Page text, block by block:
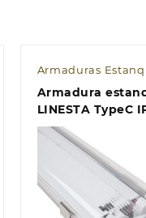
Armaduras
Armadura
LINESTA TypeC
2xG13 T8 LED
cinzento